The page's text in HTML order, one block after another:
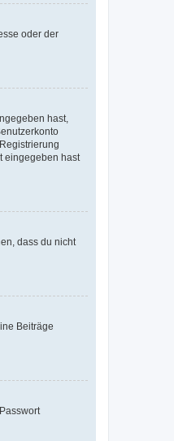
oder der
hast,
eingegeben hast
dass du nicht
Beiträge